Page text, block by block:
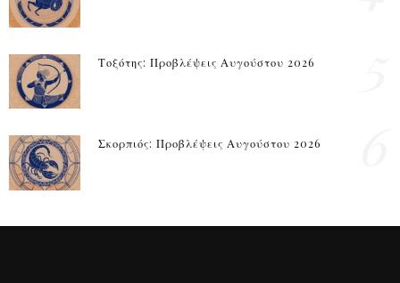
Τοξότης: Προβλέψεις Αυγούστου 2026
Σκορπιός: Προβλέψεις Αυγούστου 2026